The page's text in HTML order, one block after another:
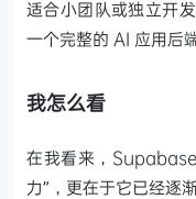
适合小团队或独立开
一个完整的 AI 应用后端
我怎么看
在我看来，
力”，更在于它已经逐